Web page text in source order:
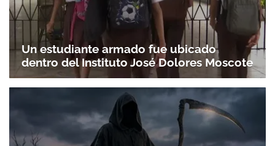
Un estudiante armado fue ubicado
dentro del Instituto José Dolores Moscote